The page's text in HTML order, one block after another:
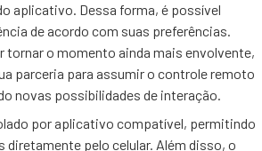
aplicativo. Dessa forma, é possível
de acordo com suas preferências.
tornar o momento ainda mais envolvente,
parceria para assumir o controle remoto
novas possibilidades de interação.
por aplicativo compatível, permitindo
diretamente pelo celular. Além disso, o